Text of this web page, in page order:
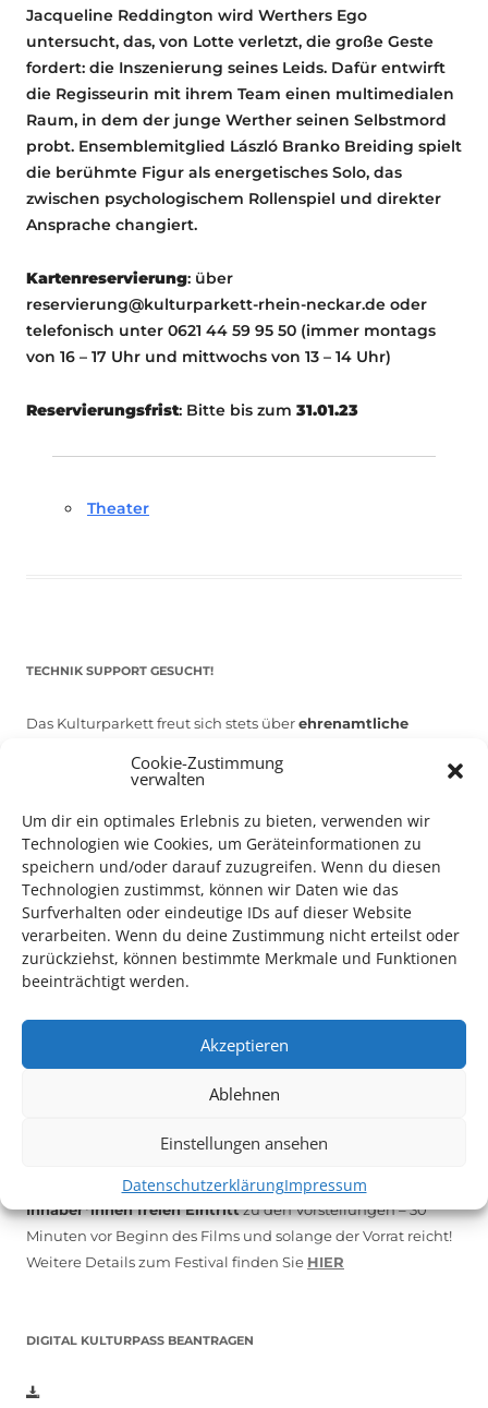
Cookie-Zustimmung
verwalten
Um dir ein optimales Erlebnis zu bieten, verwenden wir
Technologien wie Cookies, um Geräteinformationen zu
speichern und/oder darauf zuzugreifen. Wenn du diesen
Technologien zustimmst, können wir Daten wie das
Surfverhalten oder eindeutige IDs auf dieser Website
verarbeiten. Wenn du deine Zustimmung nicht erteilst oder
zurückziehst, können bestimmte Merkmale und Funktionen
beeinträchtigt werden.
Akzeptieren
Ablehnen
Einstellungen ansehen
DatenschutzerklärungImpressum
Jacqueline Reddington wird Werthers Ego
untersucht, das, von Lotte verletzt, die große Geste
fordert: die Inszenierung seines Leids. Dafür entwirft
die Regisseurin mit ihrem Team einen multimedialen
Raum, in dem der junge Werther seinen Selbstmord
probt. Ensemblemitglied László Branko Breiding spielt
die berühmte Figur als energetisches Solo, das
zwischen psychologischem Rollenspiel und direkter
Ansprache changiert.
Kartenreservierung: über
reservierung@kulturparkett-rhein-neckar.de oder
telefonisch unter 0621 44 59 95 50 (immer montags
von 16 – 17 Uhr und mittwochs von 13 – 14 Uhr)
Reservierungsfrist: Bitte bis zum 31.01.23
Theater
TECHNIK SUPPORT GESUCHT!
Das Kulturparkett freut sich stets überehrenamtliche
melden Sie sich unterinfo@kulturparkett-rhein-neckar.de
*KULTURTIPP SOMMERPAUSE: FESTIVAL DES DEUTSCHEN FILMS*
Vom 19. August bist zum 9. Septemberhaben
Inhaber*innen freien Eintrittzu den Vorstellungen – 30
Minuten vor Beginn des Films und solange der Vorrat reicht!
Weitere Details zum Festival finden Sie HIER
DIGITAL KULTURPASS BEANTRAGEN